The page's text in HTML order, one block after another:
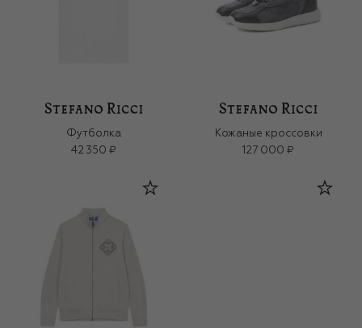
Футболка
42 350 ₽
Кожаные кроссовки
127 000 ₽